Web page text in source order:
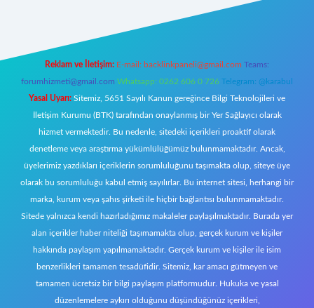
Reklam ve İletişim: E-mail: backlinkpaneli@gmail.com Teams:
forumhizmeti@gmail.com Whatsapp: 0262 606 0 726 Telegram: @karabul
Yasal Uyarı: Sitemiz, 5651 Sayılı Kanun gereğince Bilgi Teknolojileri ve
İletişim Kurumu (BTK) tarafından onaylanmış bir Yer Sağlayıcı olarak
hizmet vermektedir. Bu nedenle, sitedeki içerikleri proaktif olarak
denetleme veya araştırma yükümlülüğümüz bulunmamaktadır. Ancak,
üyelerimiz yazdıkları içeriklerin sorumluluğunu taşımakta olup, siteye üye
olarak bu sorumluluğu kabul etmiş sayılırlar. Bu internet sitesi, herhangi bir
marka, kurum veya şahıs şirketi ile hiçbir bağlantısı bulunmamaktadır.
Sitede yalnızca kendi hazırladığımız makaleler paylaşılmaktadır. Burada yer
alan içerikler haber niteliği taşımamakta olup, gerçek kurum ve kişiler
hakkında paylaşım yapılmamaktadır. Gerçek kurum ve kişiler ile isim
benzerlikleri tamamen tesadüfidir. Sitemiz, kar amacı gütmeyen ve
tamamen ücretsiz bir bilgi paylaşım platformudur. Hukuka ve yasal
düzenlemelere aykırı olduğunu düşündüğünüz içerikleri,